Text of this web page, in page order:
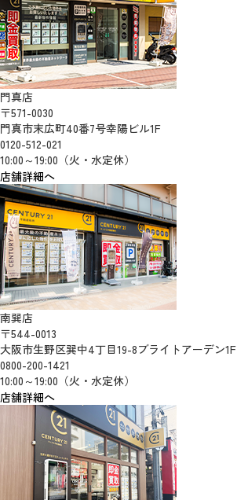
門真店
〒571-0030
門真市末広町40番7号幸陽ビル1F
0120-512-021
10:00～19:00（火・水定休）
店舗詳細へ
南巽店
〒544-0013
大阪市生野区巽中4丁目19-8ブライトアーデン1F
0800-200-1421
10:00～19:00（火・水定休）
店舗詳細へ